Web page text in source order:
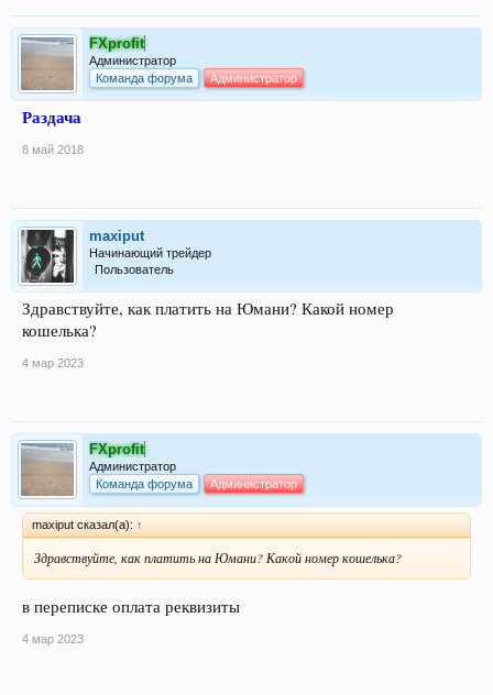
FXprofit
Администратор
Команда форума
Администратор
Раздача
8 май 2018
maxiput
Начинающий трейдер
Пользователь
Здравствуйте, как платить на Юмани? Какой номер
кошелька?
4 мар 2023
FXprofit
Администратор
Команда форума
Администратор
maxiput сказал(а): ↑
Здравствуйте, как платить на Юмани? Какой номер кошелька?
в переписке оплата реквизиты
4 мар 2023